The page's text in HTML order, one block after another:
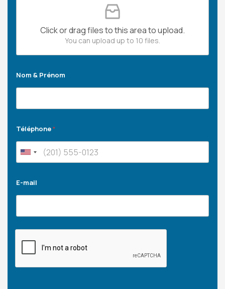
Click or drag files to this area to upload.
You can upload up to 10 files.
Nom & Prénom
Téléphone*
E-mail